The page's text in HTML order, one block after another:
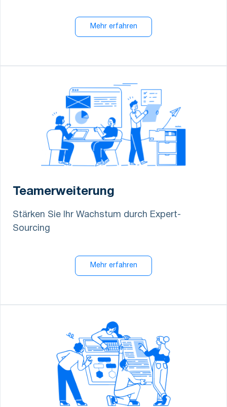
Mehr erfahren
Teamerweiterung
Stärken Sie Ihr Wachstum durch Expert-
Sourcing
Mehr erfahren